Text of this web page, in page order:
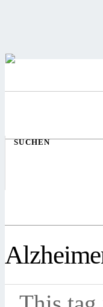
SUCHEN